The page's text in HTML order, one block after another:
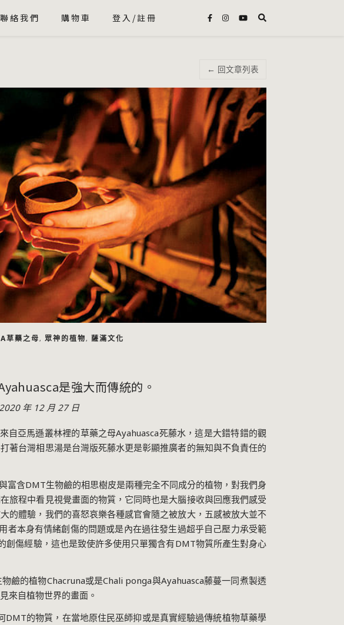
聯絡我們 購物車 登入/註冊
← 回文章列表
草藥之母, 眾神的植物, 薩滿文化
是強大而傳統的。
2020 年 12 月 27 日
自亞馬遜叢林裡的草藥之母Ayahuasca死藤水，這是大錯特錯的觀
著台灣相思湯是台灣版死藤水更是彰顯推廣者的無知與不負責任的
富含DMT生物鹼的相思樹皮是兩種完全不同成分的植物，對我們身
旅程中看見視覺畫面的物質，它同時也是大腦接收與回應我們感受
的體驗，我們的喜怒哀樂各種感官會隨之被放大，五感被放大並不
者本身有情緒創傷的問題或是內在過往發生過超乎自己壓力承受範
創傷經驗，這也是致使許多使用只單獨含有DMT物質所產生對身心
物鹼的植物Chacruna或是Chali ponga與Ayahuasca藤蔓一同煮製透
來自植物世界的畫面。
DMT的物質，在當地原住民巫師抑或是真實經驗過傳統植物草藥學